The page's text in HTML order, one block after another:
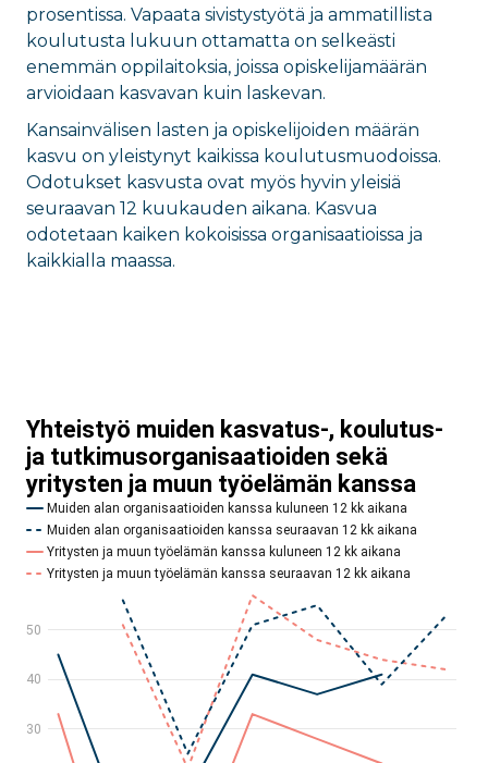
prosentissa. Vapaata sivistystyötä ja ammatillista
koulutusta lukuun ottamatta on selkeästi
enemmän oppilaitoksia, joissa opiskelijamäärän
arvioidaan kasvavan kuin laskevan.
Kansainvälisen lasten ja opiskelijoiden määrän
kasvu on yleistynyt kaikissa koulutusmuodoissa.
Odotukset kasvusta ovat myös hyvin yleisiä
seuraavan 12 kuukauden aikana. Kasvua
odotetaan kaiken kokoisissa organisaatioissa ja
kaikkialla maassa.